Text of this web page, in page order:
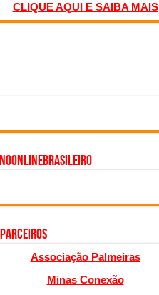
CLIQUE AQUI E SAIBA MAIS
Associação Palmeiras
Minas Conexão